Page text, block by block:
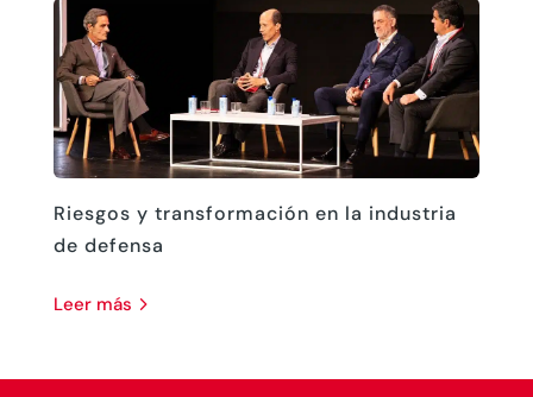
Riesgos y transformación en la industria
de defensa
leer más